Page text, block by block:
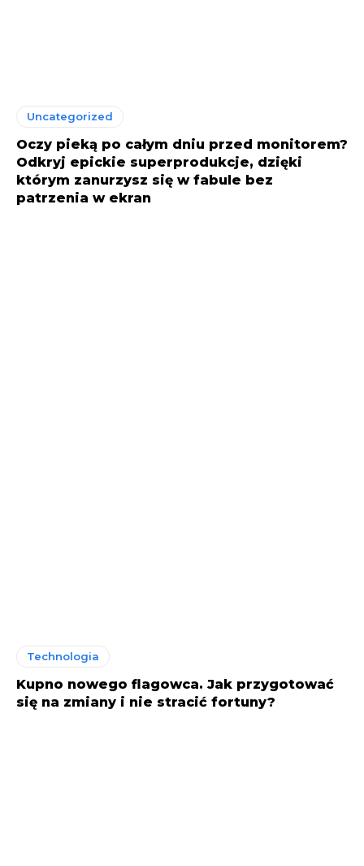
Uncategorized
Oczy pieką po całym dniu przed monitorem?
Odkryj epickie superprodukcje, dzięki
którym zanurzysz się w fabule bez
patrzenia w ekran
Technologia
Kupno nowego flagowca. Jak przygotować
się na zmiany i nie stracić fortuny?